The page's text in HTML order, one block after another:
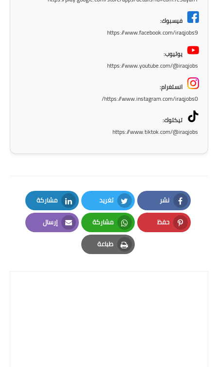
نتائج القبول المركزي
العطل
صحة وطب
فن ومشاهير
فيسبوك:
https://www.facebook.com/iraqjobs9
يوتيوب:
https://www.youtube.com/@iraqjobs
انستغرام:
https://www.instagram.com/iraqjobs0/
تيكتوك:
https://www.tiktok.com/@iraqjobs
نشر
Facebook
تغريد
Twitter
مشاركة
LinkedIn
حفظ
Pinterest
مشاركة
Whatsapp
إرسال
Email
طباعة
Print